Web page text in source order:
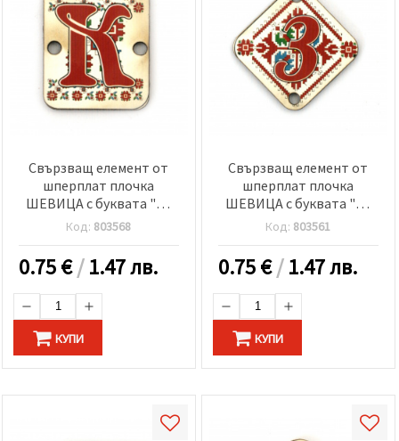
Свързващ елемент от
шперплат плочка
ШЕВИЦА с буквата "К"
20x25x2 мм дупка 2.5 мм
-5 броя
Код: 803568
0.75€/1.47 лв.
КУПИ
Свързващ елемент от
шперплат плочка
ШЕВИЦА с буквата "З"
30x2 мм дупка 2.5 мм -5
броя
Код: 803561
0.75€/1.47 лв.
КУПИ